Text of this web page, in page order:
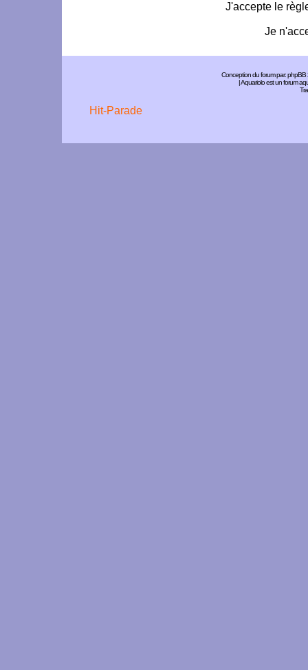
J'accepte le
Je
Conception du forum par:phpBB
| Aquariolo est un forum